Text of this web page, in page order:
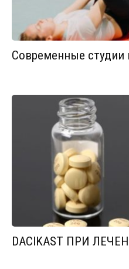
Современные студии
DACIKAST ПРИ